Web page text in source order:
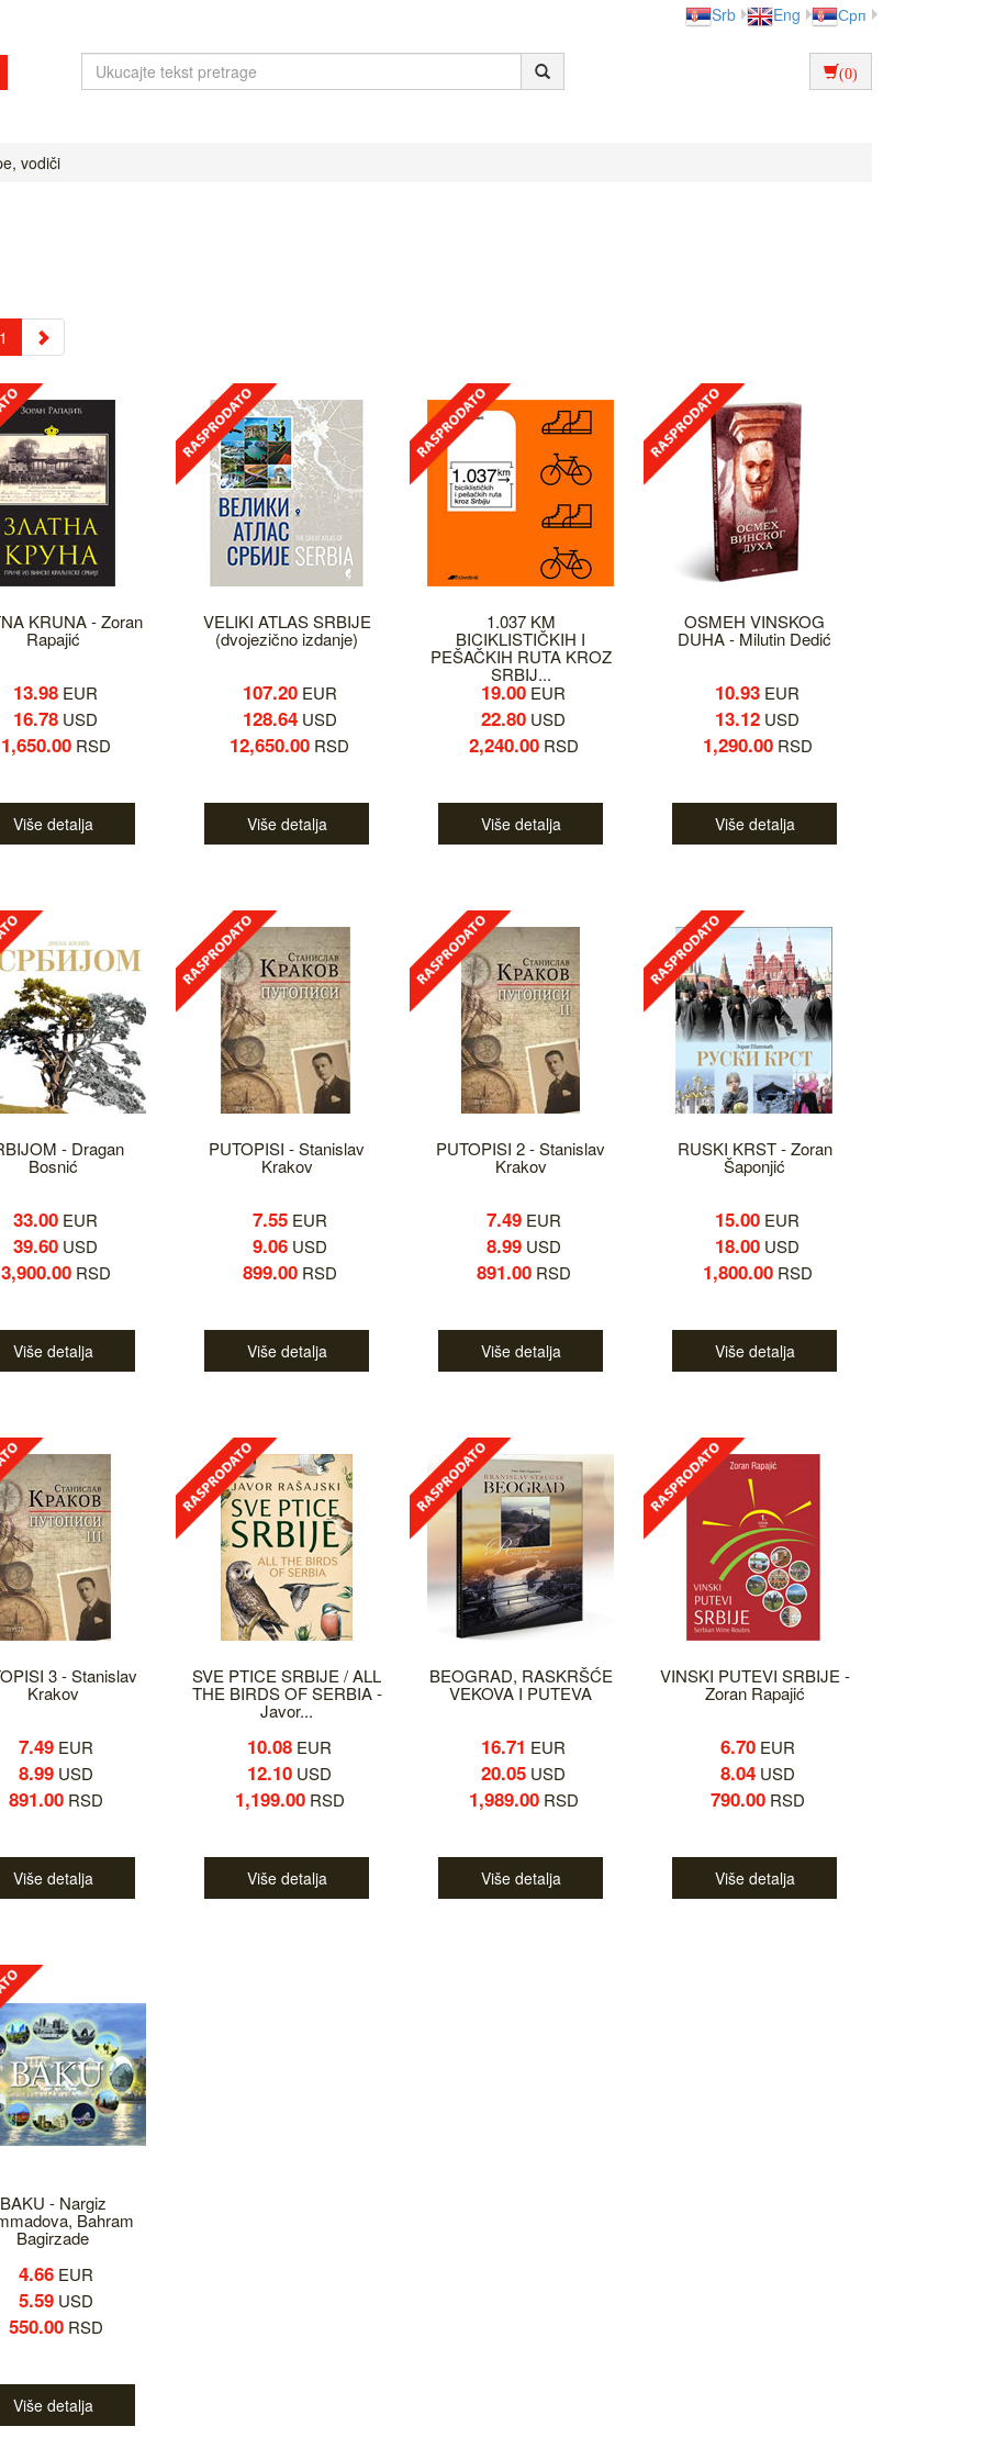
Srb Eng Срп
(0)
vodiči
KRUNA - Zoran
Rapajić
13.98 EUR
16.78 USD
1,650.00RSD
Više detalja
VELIKI ATLAS SRBIJE
(dvojezično izdanje)
107.20EUR
128.64USD
12,650.00 RSD
Više detalja
1.037 KM
BICIKLISTIČKIH I
PEŠAČKIH RUTA KROZ
SRBIJ...
19.00 EUR
22.80 USD
2,240.00RSD
Više detalja
OSMEH VINSKOG
DUHA - Milutin Dedić
10.93 EUR
13.12 USD
1,290.00RSD
Više detalja
- Dragan
Bosnić
33.00 EUR
39.60 USD
3,900.00RSD
Više detalja
PUTOPISI - Stanislav
Krakov
7.55EUR
9.06USD
899.00RSD
Više detalja
PUTOPISI 2 - Stanislav
Krakov
7.49EUR
8.99USD
891.00RSD
Više detalja
RUSKI KRST - Zoran
Šaponjić
15.00 EUR
18.00 USD
1,800.00RSD
Više detalja
3 - Stanislav
Krakov
7.49EUR
8.99USD
891.00RSD
Više detalja
SVE PTICE SRBIJE / ALL
THE BIRDS OF SERBIA -
Javor...
10.08 EUR
12.10 USD
1,199.00RSD
Više detalja
BEOGRAD, RASKRŠĆE
VEKOVA I PUTEVA
16.71 EUR
20.05 USD
1,989.00RSD
Više detalja
VINSKI PUTEVI SRBIJE -
Zoran Rapajić
6.70EUR
8.04USD
790.00RSD
Više detalja
BAKU - Nargiz
Bahram
Bagirzade
4.66EUR
5.59USD
550.00RSD
Više detalja